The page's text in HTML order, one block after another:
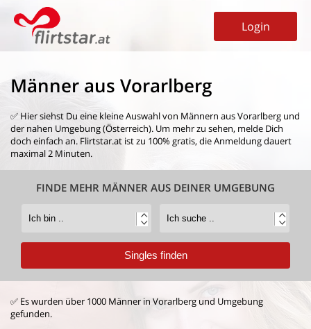
Login
Männer aus Vorarlberg
✅ Hier siehst Du eine kleine Auswahl von Männern aus Vorarlberg und
der nahen Umgebung (Österreich). Um mehr zu sehen, melde Dich
doch einfach an. Flirtstar.at ist zu 100% gratis, die Anmeldung dauert
maximal 2 Minuten.
FINDE MEHR MÄNNER AUS DEINER UMGEBUNG
✅ Es wurden über 1000 Männer in Vorarlberg und Umgebung
gefunden.